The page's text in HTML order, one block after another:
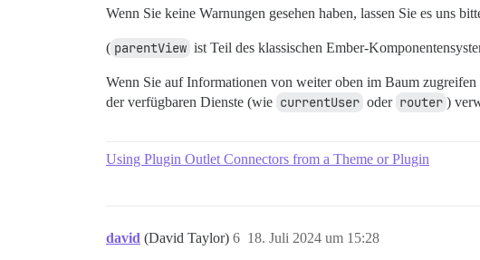
Wenn Sie keine Warnungen gesehen haben, lassen Sie es uns
( parentView ist Teil des klassischen Ember-
Wenn Sie auf Informationen von weiter oben im Baum
der verfügbaren Dienste (wie currentUser oder router )
Using Plugin Outlet Connectors from a Theme or Plugin
david (David Taylor) 18. Juli 2024 um 15:28
6